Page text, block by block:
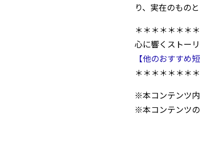
り、実在のもの
＊＊＊＊＊＊＊
心に響くストー
【他のおすすめ
＊＊＊＊＊＊＊
※本コンテンツ内
※本コンテンツの